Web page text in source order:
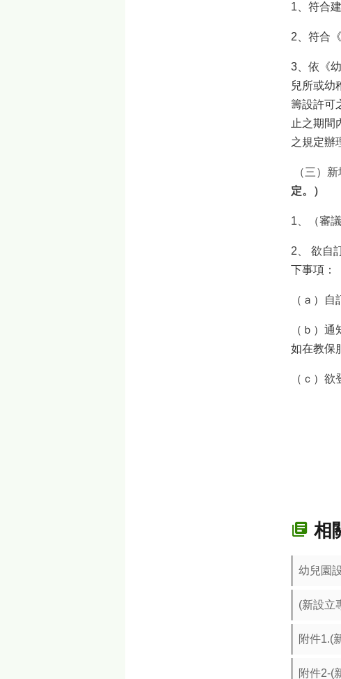
1、符合
2、符合
3、依《
兒所或幼
籌設許可
止之期間
之規定辦
（三）
定。）
1、（審
2、
欲自
下事項：
（ａ）自
（ｂ）
如在教保
（ｃ ）欲
相
幼兒園
(新設立
附件1.(
附件2-(